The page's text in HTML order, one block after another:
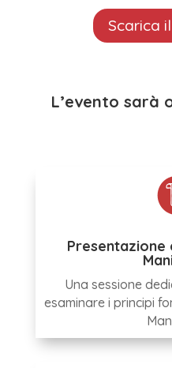
Scarica
L’evento sarà
Presentazione
Una sessione
esaminare i principi